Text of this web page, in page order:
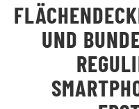
LANDESGRUPPEN
VERANSTALTUNGEN
UND